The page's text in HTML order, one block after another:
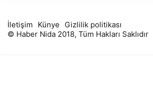
İletişim Künye
Gizlilik politikası
© Haber Nida 2018, Tüm Hakları Saklıdır